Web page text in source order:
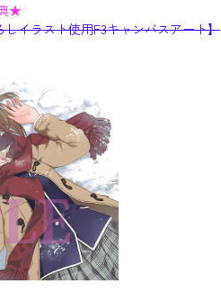
★
イラスト使用F3キャンバスアート】